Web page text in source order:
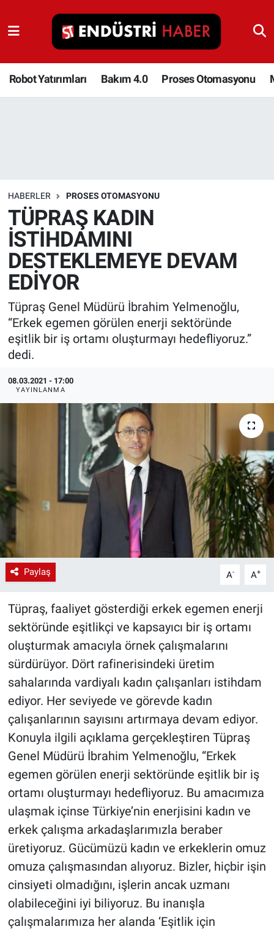
Robot Yatırımları Bakım 4.0 Proses Otomasyonu
HABERLER PROSES OTOMASYONU
TÜPRAŞ KADIN
İSTİHDAMINI
DESTEKLEMEYE DEVAM
EDİYOR
Tüpraş Genel Müdürü İbrahim Yelmenoğlu,
“Erkek egemen görülen enerji sektöründe
eşitlik bir iş ortamı oluşturmayı hedefliyoruz.”
dedi.
08.03.2021 - 17:00
YAYINLANMA
Paylaş A- A+
Tüpraş, faaliyet gösterdiği erkek egemen enerji
sektöründe eşitlikçi ve kapsayıcı bir iş ortamı
oluşturmak amacıyla örnek çalışmalarını
sürdürüyor. Dört rafinerisindeki üretim
sahalarında vardiyalı kadın çalışanları istihdam
ediyor. Her seviyede ve görevde kadın
çalışanlarının sayısını artırmaya devam ediyor.
Konuyla ilgili açıklama gerçekleştiren Tüpraş
Genel Müdürü İbrahim Yelmenoğlu, “Erkek
egemen görülen enerji sektöründe eşitlik bir iş
ortamı oluşturmayı hedefliyoruz. Bu amacımıza
ulaşmak içinse Türkiye’nin enerjisini kadın ve
erkek çalışma arkadaşlarımızla beraber
üretiyoruz. Gücümüzü kadın ve erkeklerin omuz
omuza çalışmasından alıyoruz. Bizler, hiçbir işin
cinsiyeti olmadığını, işlerin ancak uzmanı
olabileceğini iyi biliyoruz. Bu inanışla
çalışmalarımıza her alanda ‘Eşitlik için
Robot Yatırımları
Bakım 4.0
Depolama Çözümleri
İnşaat ve Malzeme
HaberOrtak
Enerjisini Üreten Fabrikalar
Endüstri 4.0 Uygulamaları
Ağır Sanayi Çözümleri